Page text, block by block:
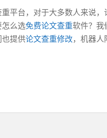
平台，对于大多数人来说
么选免费论文查重软件？我
提供论文查重修改，机器